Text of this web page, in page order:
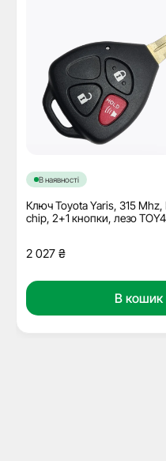
В наявності
Ключ Toyota Yaris, 315 Mhz,
chip, 2+1 кнопки, лезо
2 027 ₴
В кошик